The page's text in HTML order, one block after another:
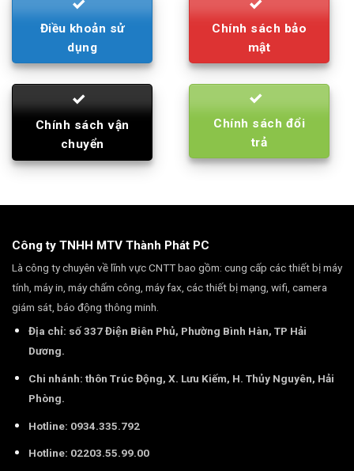
Điều khoản sử
dụng
Chính sách bảo
mật
Chính sách vận
chuyển
Chính sách đổi
trả
Công ty TNHH MTV Thành Phát PC
Là công ty chuyên về lĩnh vực CNTT bao gồm: cung cấp các thiết bị máy
tính, máy in, máy chấm công, máy fax, các thiết bị mạng, wifi, camera
giám sát, báo động thông minh.
Địa chỉ: số 337 Điện Biên Phủ, Phường Bình Hàn, TP Hải
Dương.
Chi nhánh: thôn Trúc Động, X. Lưu Kiếm, H. Thủy Nguyên, Hải
Phòng.
Hotline: 0934.335.792
Hotline: 02203.55.99.00